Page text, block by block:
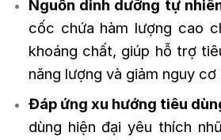
Nguồn dinh dưỡng tự
cốc chứa hàm lượng cao
khoáng chất, giúp hỗ trợ
năng lượng và giảm nguy cơ
Đáp ứng xu hướng tiêu
dùng hiện đại yêu thích